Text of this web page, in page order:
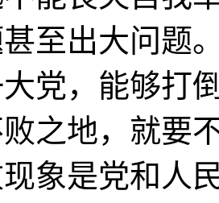
至出大问题
党，能够打
之地，就要
象是党和人